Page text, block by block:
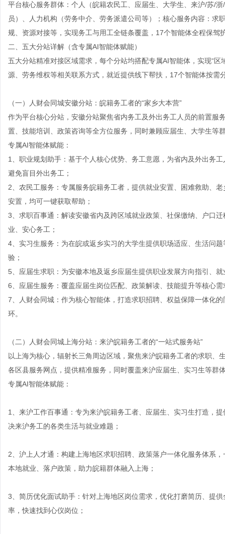
平台核心服务群体：个人（皖籍农民工、应届生、大学生、来沪/苏/
员）、人力机构（劳务中介、劳务派遣公司等）；核心服务内容：
规、资源对接等，实现务工与用工全链条覆盖，17个智能体全程保驾
二、五大分站详解（含专属AI智能体赋能）
五大分站精准对接区域需求，每个分站均搭配专属AI智能体，实现“
源、劳务维权等相关联系方式，就近提供线下帮扶，17个智能体按需
（一） 人财会同城安徽分站 ：皖籍务工者的“家乡大本营”
作为平台核心分站，安徽分站聚焦省内务工及外出务工人员的前置服
置、技能培训、政策咨询等全方位服务，同时兼顾应届生、大学生等
专属AI智能体赋能：
1、职业规划助手：基于个人核心优势、务工意愿，为省内及外出务
避免盲目外出务工；
2、农民工服务：专属服务皖籍务工者，提供就业安置、困难救助、
安置，均可一键获取帮助；
3、求职百事通：解读安徽省内及跨区域就业政策、社保缴纳、户口
业、安心务工；
4、实习生服务：为在皖或返乡实习的大学生提供职场适应、生活问
验；
5、应届生求职：为安徽本地及返乡应届生提供职业发展方向指引、
6、应届生服务：覆盖应届生岗位匹配、政策解读、技能提升等核心
7、人财会同城：作为核心智能体，打造求职招聘、权益保障一体化
环。
（二） 人财会同城上海分站 ：来沪皖籍务工者的“一站式服务站”
以上海为核心，辐射长三角周边区域，聚焦来沪皖籍务工者的求职
各区县服务网点，提供精准服务，同时覆盖来沪应届生、实习生等群
专属AI智能体赋能：
1、来沪工作百事通：专为来沪皖籍务工者、应届生、实习生打造，
决来沪务工的各类生活与就业难题；
2、沪上人才通：构建上海地区求职招聘、政策落户一体化服务体系
本地就业、落户政策，助力皖籍群体融入上海；
3、简历优化面试助手：针对上海地区岗位需求，优化打磨简历、提
率，快速找到心仪岗位；